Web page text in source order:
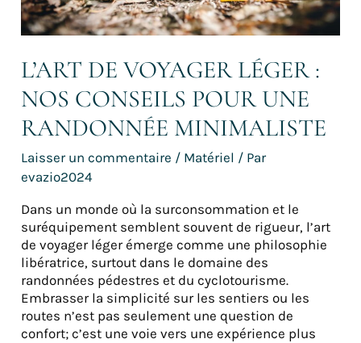
L’ART DE VOYAGER LÉGER :
NOS CONSEILS POUR UNE
RANDONNÉE MINIMALISTE
Laisser un commentaire / Matériel / Par
evazio2024
Dans un monde où la surconsommation et le
suréquipement semblent souvent de rigueur, l’art
de voyager léger émerge comme une philosophie
libératrice, surtout dans le domaine des
randonnées pédestres et du cyclotourisme.
Embrasser la simplicité sur les sentiers ou les
routes n’est pas seulement une question de
confort; c’est une voie vers une expérience plus